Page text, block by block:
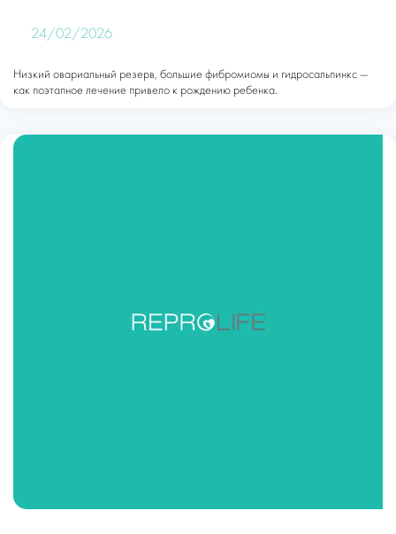
24/02/2026
Низкий овариальный резерв, большие фибромиомы и гидросальпинкс —
как поэтапное лечение привело к рождению ребенка.